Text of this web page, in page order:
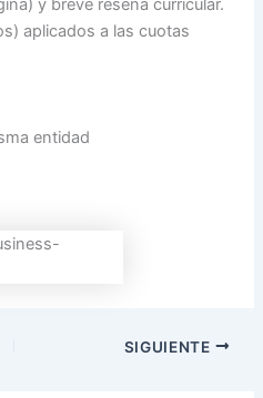
y breve reseña curricular.
aplicados a las cuotas
entidad
SIGUIENTE